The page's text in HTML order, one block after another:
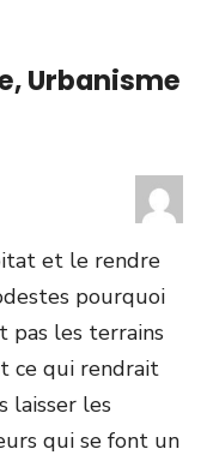
Urbanisme
et le rendre
pourquoi
pas les terrains
ce qui rendrait
laisser les
qui se font un